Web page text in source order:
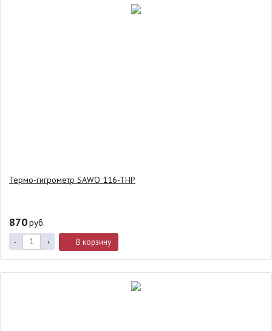
Термо-гигрометр SAWO 116-THP
870руб.
- + В корзину